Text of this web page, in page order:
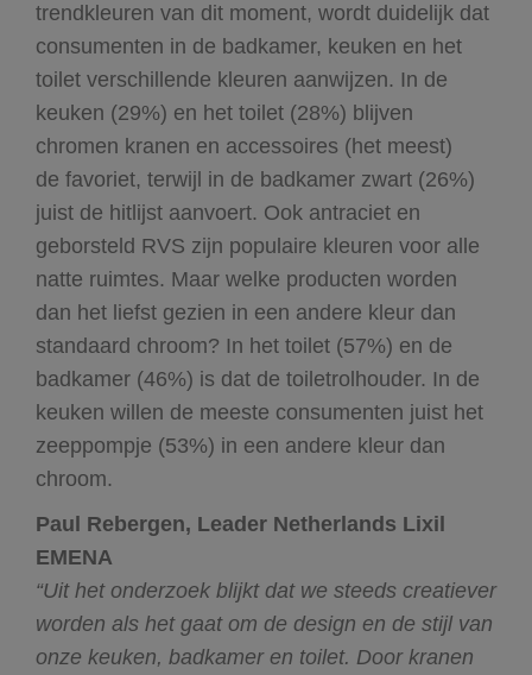
trendkleuren van dit moment, wordt duidelijk dat
consumenten in de badkamer, keuken en het
toilet verschillende kleuren aanwijzen. In de
keuken (29%) en het toilet (28%) blijven
chromen kranen en accessoires (het meest)
de favoriet, terwijl in de badkamer zwart (26%)
juist de hitlijst aanvoert. Ook antraciet en
geborsteld RVS zijn populaire kleuren voor alle
natte ruimtes. Maar welke producten worden
dan het liefst gezien in een andere kleur dan
standaard chroom? In het toilet (57%) en de
badkamer (46%) is dat de toiletrolhouder. In de
keuken willen de meeste consumenten juist het
zeeppompje (53%) in een andere kleur dan
chroom.
Paul Rebergen, Leader Netherlands Lixil
EMENA
“Uit het onderzoek blijkt dat we steeds creatiever
worden als het gaat om de design en de stijl van
onze keuken, badkamer en toilet. Door kranen